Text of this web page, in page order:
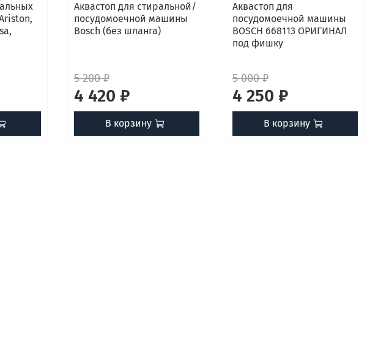
Аквастоп для стиральной/
посудомоечной машины
Bosch (без шланга)
5 200 ₽
4 420 ₽
В корзину
Аквастоп для
посудомоечной машины
BOSCH 668113 ОРИГИНАЛ
под фишку
5 000 ₽
4 250 ₽
В корзину